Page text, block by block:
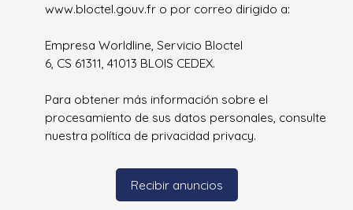
www.bloctel.gouv.fr o por correo dirigido a:
Empresa Worldline, Servicio Bloctel
6, CS 61311, 41013 BLOIS CEDEX.
Para obtener más información sobre el
procesamiento de sus datos personales, consulte
nuestra política de privacidad privacy.
Recibir anuncios